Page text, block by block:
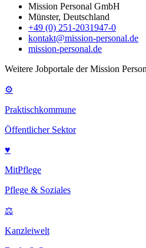
Mission Personal GmbH
Münster, Deutschland
+49 (0) 251-2031947-0
kontakt@mission-personal.de
mission-personal.de
Weitere Jobportale der Mission
⚙
Praktischkommune
Öffentlicher Sektor
♥
MitPflege
Pflege & Soziales
⚖
Kanzleiwelt